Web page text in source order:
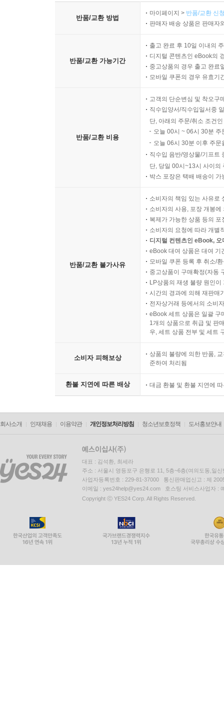
괴벨스는 특히 괴링의 공군 부대 중 기사십자훈
별’ 한스 요아힘 마르세유 같은 이름들은 독일
사람이 나타났는데, 그는 바로 에르빈 로멜이
제작했던 프랑스 진격 당시, 로멜은 제7기갑사
전격전의‘혁명적 전략’에 잘 맞아떨어졌다. ‘현
특성과 성격을 한 몸에 지니고 있다고 보았다. -
13장?그대들은 총력전을 원하는가? (1941～1944)
괴벨스는 볼가 강변의 대재앙(스탈린그라드 전투
자신의 총력전 구상에 맞춰 도구화하려 했다.
양자택일을 격렬하게 제시하려는 생각이 떠올
주장하면서, 대중을 자신의 의도대로 동원하고
괴벨스는 공습의 밤들에 경보가 울려 퍼지는 가
경보가 해제되자 그는 고위 당 관료로는 유일
넘겨받았고, 그곳에서 신속한 구호 조치를 취했
고사포대 보조원들의 장례식 같은 자리에서
몸짓으로 철십자 훈장을 놓았다. 그럴 때 유가
사람임을 끊임없이 과시함으로써 고난 중에 인
격려에 감사했던 것이다. - 804쪽
14장?복수는 우리의 미덕, 증오는 우리의 의무!
명령을 내리는 권한을 갖게 되었다. …… 괴벨스
행동은 그 행동이 전방의 병사들과 군수 산업
명의 단말마의 비명을 못 들은 척하고 있다.”라고
수단, 무엇보다 한없는 증오를 활용해야 한다.”
증오는 우리의 의무” 같은 구호를 휘갈겨 쓰게 했
괴벨스의 삶은 처음에는 독일에, 그 다음에는 유
반품/교환 방법
마이페이지 > 반품/교환 신
판매자 배송 상품은 판매자
반품/교환 가능기간
출고 완료 후 10일 이내의
디지털 콘텐츠인 eBook의
중고상품의 경우 출고 완료
모바일 쿠폰의 경우 유효기
반품/교환 비용
고객의 단순변심 및 착오구
직수입양서/직수입일서중
단, 아래의 주문/취소 조건
오늘 00시 ~ 06시 30분
오늘 06시 30분 이후 주
직수입 음반/영상물/기프트
단, 당일 00시~13시 사이의
박스 포장은 택배 배송이
반품/교환 불가사유
소비자의 책임 있는 사유로
소비자의 사용, 포장 개봉
복제가 가능한 상품 등의
소비자의 요청에 따라 개별
디지털 컨텐츠인 eBook,
eBook 대여 상품은 대여 기
모바일 쿠폰 등록 후 취소/
중고상품이 구매확정(자동
LP상품의 재생 불량 원인
시간의 경과에 의해 재판매
전자상거래 등에서의 소비
eBook 세트 상품은 일괄 구
1개의 상품으로 취급 및 판
우, 세트 상품 전부 및 세트
소비자 피해보상
상품의 불량에 의한 반품,
준하여 처리됨
환불 지연에 따른 배상 대금 환불 및 환불 지연에
회사소개 인재채용 이용약관 개인정보처리방침 청소년보호정책 도서홍보안내
대표 : 김석환, 최세라
주소 : 서울시 영등포구 은행로 11, 5층~6층(여의도동,일신
사업자등록번호 : 229-81-37000 통신판매업신고 : 제
이메일 : yes24help@yes24.com 호스팅 서비스사업자 :
Copyright ⓒ YES24 Corp. All Rights Reserved.